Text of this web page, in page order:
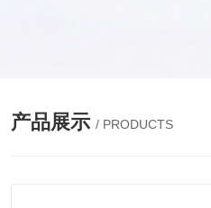
产品展示 / PRODUCTS